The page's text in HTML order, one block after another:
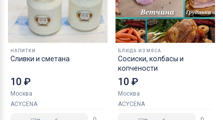
НАПИТКИ
Сливки и сметана
10 ₽
Москва
ACYCENA
БЛЮДА ИЗ МЯСА
Сосиски, колбасы и
копчености
10 ₽
Москва
ACYCENA